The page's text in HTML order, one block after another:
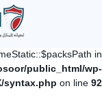
in
public_html/wp-
syntax.php on line 92